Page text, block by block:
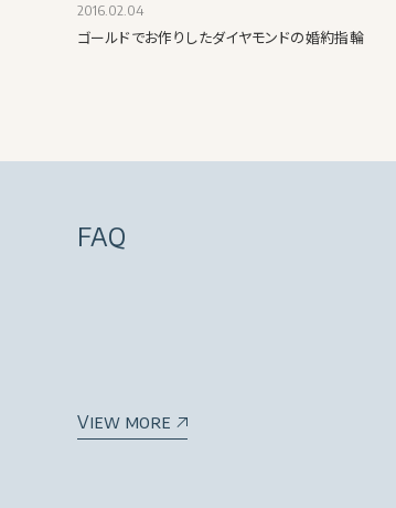
2016.02.04
ゴールドでお作りしたダイヤモンドの婚約指輪
FAQ
View more